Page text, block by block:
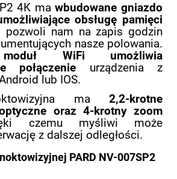
4K mawbudowane gniazdo
obsługę pamięci
pozwoli nam na zapis godzin
nasze polowania.
moduł WiFi umożliwia
połączenie urządzenia z
lub IOS.
ma 2,2-krotne
oraz 4-krotny zoom
czemu myśliwi może
z dalszej odległości.
PARD NV-007SP2